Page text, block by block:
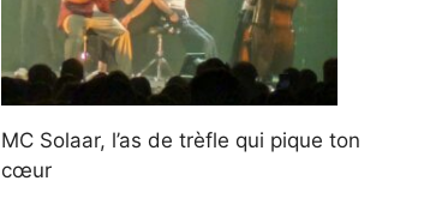
MC Solaar, l’as de trèfle qui pique ton
cœur